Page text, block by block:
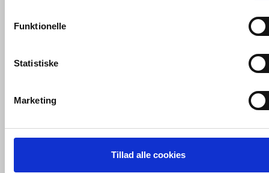
marketingcookies, som vi bruger til at målrette vores
markedsføring med henblik på annonceindhold, som giver
cookies. Ved at klikke 'Vis detaljer' nedenfor kan du se
tredjeparts cookies, som vores hjemmeside benytter.
Hvis du accepterer alle cookies, så giver du samtykke til de
ovenfor nævnte formål med de pågældende cookies. Du har
Funktionelle
Statistiske
Marketing
Tillad alle cookies